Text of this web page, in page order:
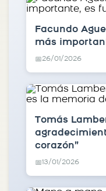
Facundo
más
📅26/01/2026
Tomás
corazón”
📅13/01/2026